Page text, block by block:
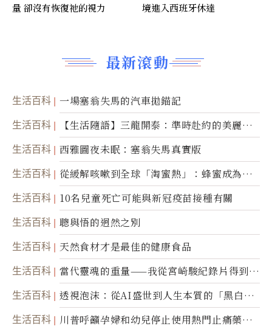
最新滾動
生活百科 一場塞翁失馬的汽車拋錨記
生活百科
【生活隨語】三龍開泰：準時赴約的美麗震
撼
生活百科 西雅圖夜未眠：塞翁失馬真實版
生活百科
從緩解咳嗽到全球「淘蜜熱」：蜂蜜成為健
康產業前沿商品
生活百科 10名兒童死亡可能與新冠疫苗接種有關
生活百科 聰與悟的迥然之別
生活百科 天然食材才是最佳的健康食品
生活百科
當代靈魂的重量——我從宮崎駿紀錄片得到的
省思
生活百科
透視泡沫：從AI盛世到人生本質的「黑白一
瞬」
生活百科
川普呼籲孕婦和幼兒停止使用熱門止痛藥泰
量 卻沒有恢復祂的視力
境進入西班牙休達